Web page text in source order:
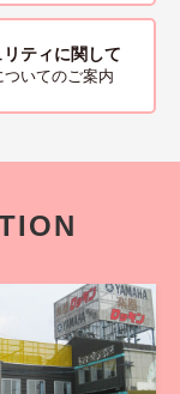
ティに関して
ついてのご案内